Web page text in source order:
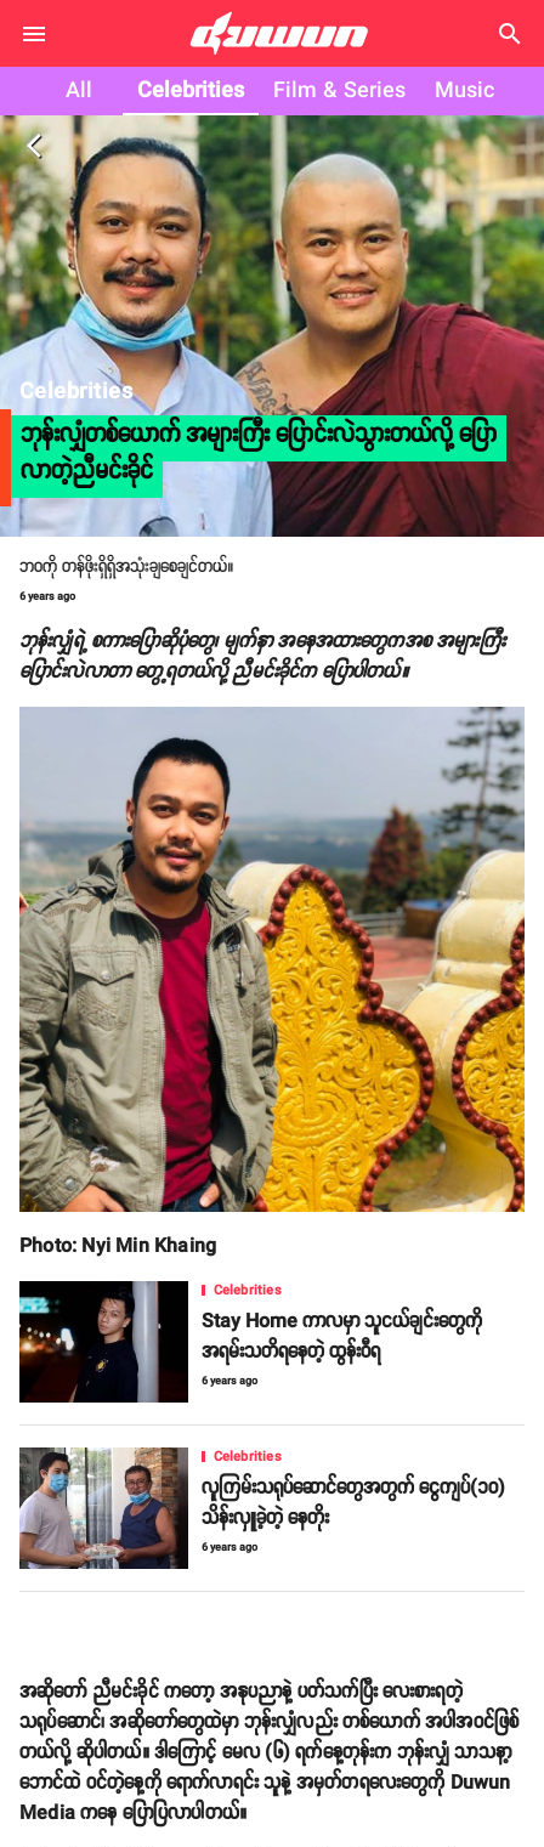
search
All Celebrities Film & Series Music
arrow_back_ios
Celebrities
ဘုန်းလျှံတစ်ယောက် အများကြီး ပြောင်းလဲသွားတယ်လို့ ပြော
လာတဲ့ညီမင်းခိုင်
ဘဝကို တန်ဖိုးရှိရှိအသုံးချစေချင်တယ်။
6 years ago
ဘုန်းလျှံရဲ့ စကားပြောဆိုပုံတွေ၊ မျက်နှာ အနေအထားတွေကအစ အများကြီး
ပြောင်းလဲလာတာ တွေ့ရတယ်လို့ ညီမင်းခိုင်က ပြောပါတယ်။
Photo: Nyi Min Khaing
Celebrities
Stay Home ကာလမှာ သူငယ်ချင်းတွေကို
အရမ်းသတိရနေတဲ့ ထွန်းဝီရ
6 years ago
Celebrities
လူကြမ်းသရုပ်ဆောင်တွေအတွက် ငွေကျပ်(၁၀)
သိန်းလှူခဲ့တဲ့ နေတိုး
6 years ago
အဆိုတော် ညီမင်းခိုင် ကတော့ အနုပညာနဲ့ ပတ်သက်ပြီး လေးစားရတဲ့
သရုပ်ဆောင်၊ အဆိုတော်တွေထဲမှာ ဘုန်းလျှံလည်း တစ်ယောက် အပါအဝင်ဖြစ်
တယ်လို့ ဆိုပါတယ်။ ဒါကြောင့် မေလ (၆) ရက်နေ့တုန်းက ဘုန်းလျှံ သာသနာ့
ဘောင်ထဲ ဝင်တဲ့နေ့ကို ရောက်လာရင်း သူနဲ့ အမှတ်တရလေးတွေကို Duwun
Media ကနေ ပြောပြလာပါတယ်။